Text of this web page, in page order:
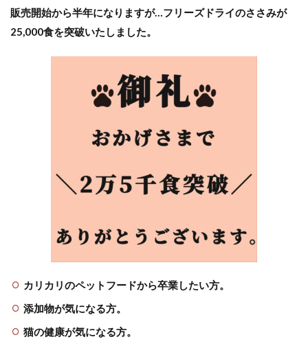
販売開始から半年になりますが…フリーズドライのささみが
25,000食を突破いたしました。
カリカリのペットフードから卒業したい方。
添加物が気になる方。
猫の健康が気になる方。